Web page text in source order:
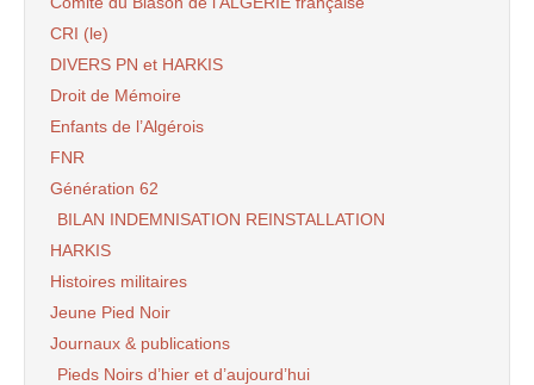
CRI (le)
DIVERS PN et HARKIS
Droit de Mémoire
Enfants de l’Algérois
FNR
Génération 62
BILAN INDEMNISATION REINSTALLATION
HARKIS
Histoires militaires
Jeune Pied Noir
Journaux & publications
Pieds Noirs d’hier et d’aujourd’hui